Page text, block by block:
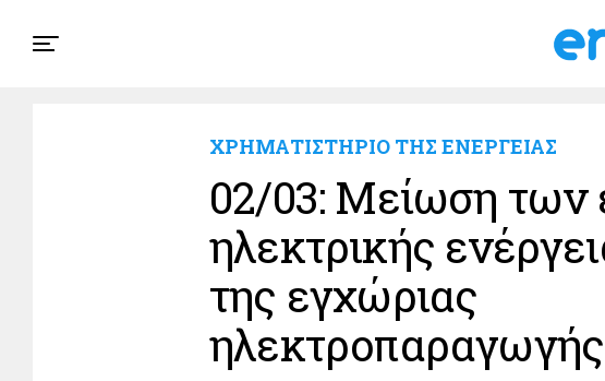
ΧΡΗΜΑΤΙΣΤΗΡΙΟ ΤΗΣ ΕΝΕΡΓΕΙΑΣ
02/03: Μείωση των
ηλεκτρικής
της εγχώριας
ηλεκτροπαραγωγής